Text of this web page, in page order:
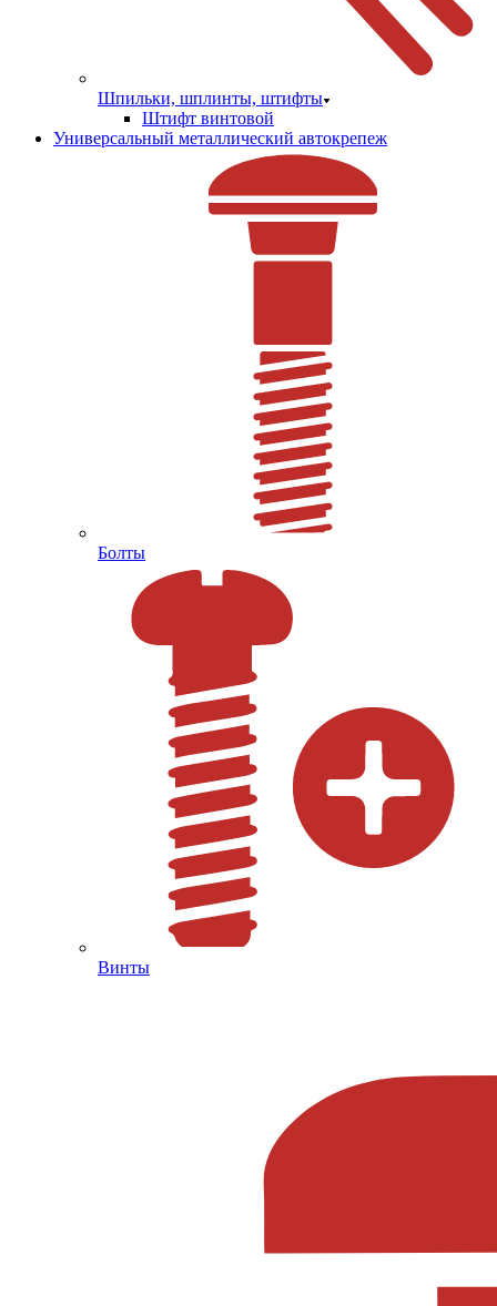
Шпильки, шплинты, штифты
Штифт винтовой
Универсальный металлический автокрепеж
Болты
Винты